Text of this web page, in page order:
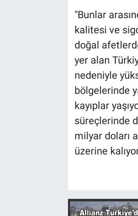
"Bunlar
kalitesi ve
doğal
yer alan
nedeniyle
bölgelerinde
kayıplar
süreçlerinde
milyar doları
üzerine